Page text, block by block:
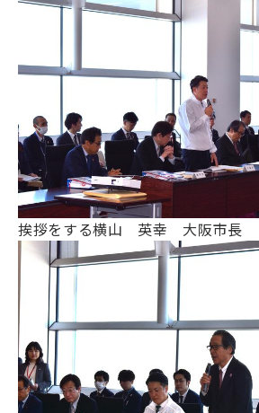
挨拶をする横山 英幸 大阪市長